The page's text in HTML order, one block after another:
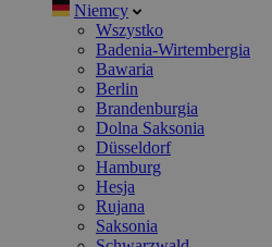
Niemcy
Wszystko
Badenia-Wirtembergia
Bawaria
Berlin
Brandenburgia
Dolna Saksonia
Düsseldorf
Hamburg
Hesja
Rujana
Saksonia